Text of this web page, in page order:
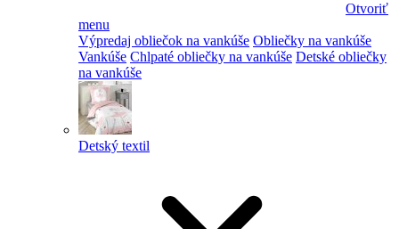
Otvoriť
menu
Výpredaj obliečok na vankúše Obliečky na vankúše
Vankúše Chlpaté obliečky na vankúše Detské obliečky
na vankúše
Detský textil